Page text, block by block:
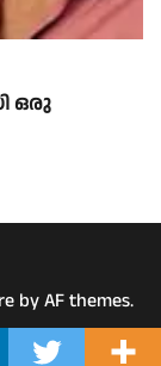
ഒരു
by AF themes.